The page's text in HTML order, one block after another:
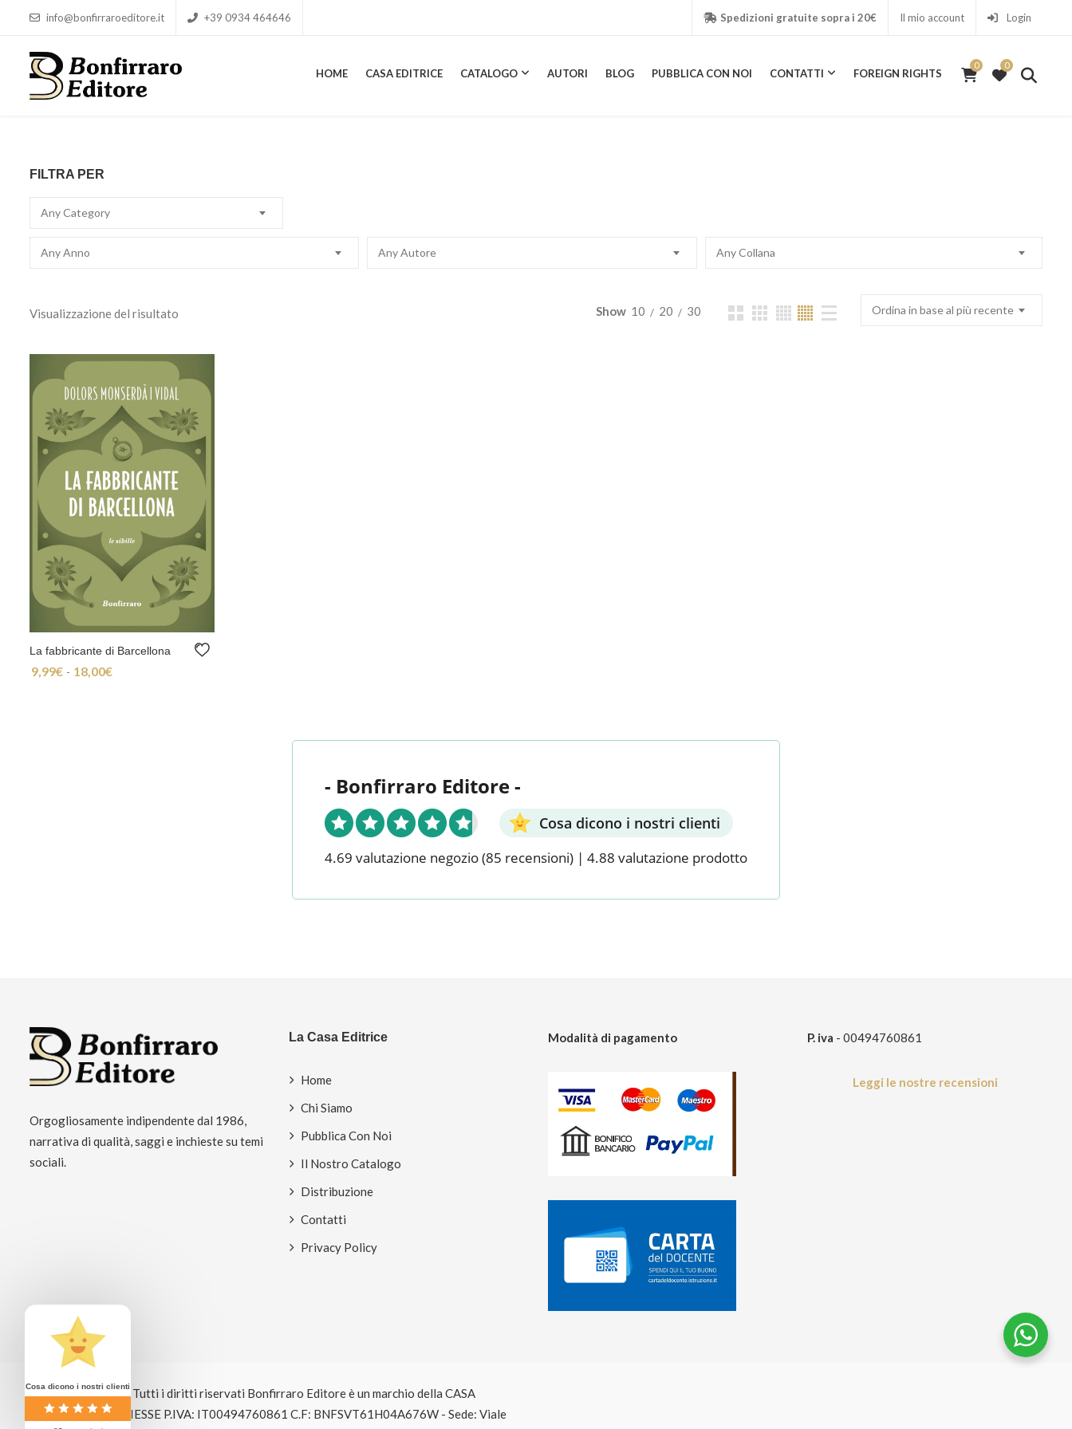
info@bonfirraroeditore.it +39 0934 464646 Spedizioni gratuite sopra i 20€ Il mio account Login
HOME CASA EDITRICE CATALOGO AUTORI BLOG PUBBLICA CON NOI CONTATTI FOREIGN RIGHTS
0
0
0
FOREIGN RIGHTS
FILTRA PER
Any Category
Any Anno Any Autore Any Collana
Visualizzazione del risultato Show 10 20 30 Ordina in base al più recente
La fabbricante di Barcellona
9,99€ - 18,00€
- Bonfirraro Editore -
Cosa dicono i nostri clienti
4.69 valutazione negozio(85 recensioni) | 4.88 valutazione prodotto
Orgogliosamente indipendente dal 1986,
narrativa di qualità, saggi e inchieste su temi
sociali.
La Casa Editrice
Home
Chi Siamo
Pubblica Con Noi
Il Nostro Catalogo
Distribuzione
Contatti
Privacy Policy
Modalità di pagamento P. iva - 00494760861
Leggi le nostre recensioni
© Copyright 2026 Tutti i diritti riservati Bonfirraro Editore è un marchio della CASA
EDITRICE BOSE GIESSE P.IVA: IT00494760861 C.F: BNFSVT61H04A676W - Sede: Viale
Cosa dicono i nostri clienti